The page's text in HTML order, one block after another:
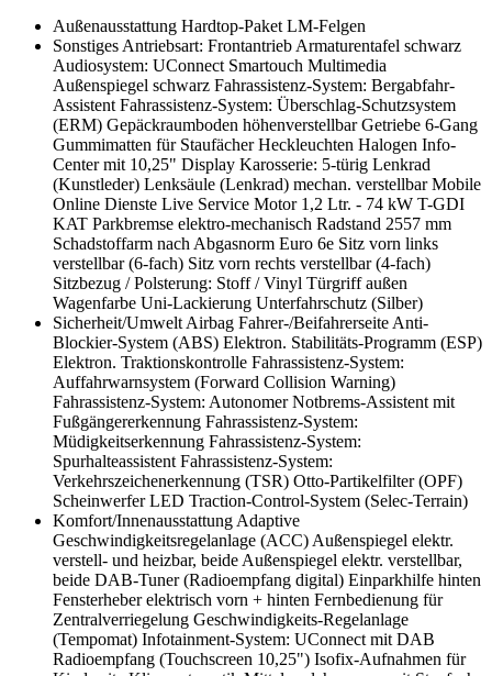
Außenausstattung Hardtop-Paket LM-Felgen
Sonstiges Antriebsart: Frontantrieb Armaturentafel schwarz
Audiosystem: UConnect Smartouch Multimedia
Außenspiegel schwarz Fahrassistenz-System: Bergabfahr-
Assistent Fahrassistenz-System: Überschlag-Schutzsystem
(ERM) Gepäckraumboden höhenverstellbarGetriebe 6-Gang
Gummimatten für StaufächerHeckleuchten Halogen Info-
Center mit 10,25" Display Karosserie: 5-türig Lenkrad
(Kunstleder) Lenksäule (Lenkrad) mechan. verstellbarMobile
Online Dienste Live Service Motor 1,2 Ltr. - 74 kW T-GDI
KAT Parkbremse elektro-mechanisch Radstand 2557 mm
Schadstoffarm nach Abgasnorm Euro 6e Sitz vorn links
verstellbar (6-fach) Sitz vorn rechts verstellbar (4-fach)
Sitzbezug / Polsterung: Stoff / Vinyl Türgriff außen
Wagenfarbe Uni-Lackierung Unterfahrschutz (Silber)
Sicherheit/Umwelt Airbag Fahrer-/Beifahrerseite Anti-
Blockier-System (ABS) Elektron. Stabilitäts-Programm (ESP)
Elektron. Traktionskontrolle Fahrassistenz-System:
Auffahrwarnsystem (Forward Collision Warning)
Fahrassistenz-System: Autonomer Notbrems-Assistent mit
Fußgängererkennung Fahrassistenz-System:
Müdigkeitserkennung Fahrassistenz-System:
Spurhalteassistent Fahrassistenz-System:
Verkehrszeichenerkennung (TSR) Otto-Partikelfilter (OPF)
Scheinwerfer LED Traction-Control-System (Selec-Terrain)
Komfort/Innenausstattung Adaptive
Geschwindigkeitsregelanlage (ACC) Außenspiegel elektr.
verstell- und heizbar, beide Außenspiegel elektr. verstellbar,
beide DAB-Tuner (Radioempfang digital) Einparkhilfe hinten
Fensterheber elektrisch vorn + hinten Fernbedienung für
Zentralverriegelung Geschwindigkeits-Regelanlage
(Tempomat) Infotainment-System: UConnect mit DAB
Radioempfang (Touchscreen 10,25") Isofix-Aufnahmen für